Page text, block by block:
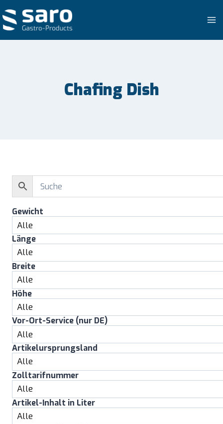
Inhalt
springen
Chafing Dish
Gewicht
Länge
Breite
Höhe
Vor-Ort-Service (nur DE)
Artikelursprungsland
Zolltarifnummer
Artikel-Inhalt in Liter